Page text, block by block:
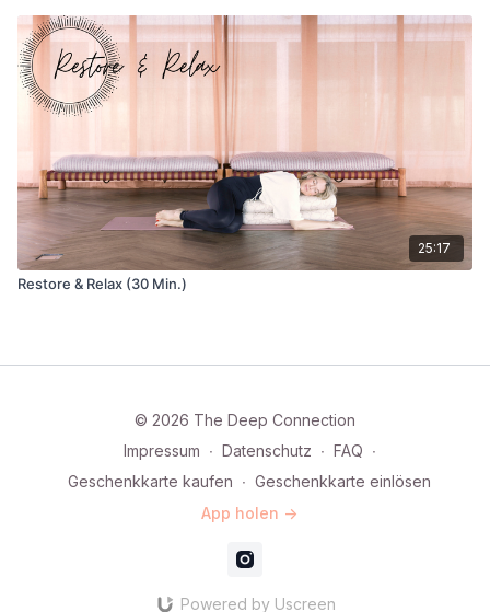
25:17
Restore & Relax (30 Min.)
© 2026 The Deep Connection
Impressum ∙ Datenschutz ∙ FAQ ∙
Geschenkkarte kaufen ∙ Geschenkkarte einlösen
App holen ->
Powered by Uscreen